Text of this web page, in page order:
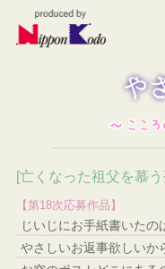
[亡くなった祖父を慕
【第18次応募作品】
じいじにお手紙書いたの
やさしいお返事欲しいか